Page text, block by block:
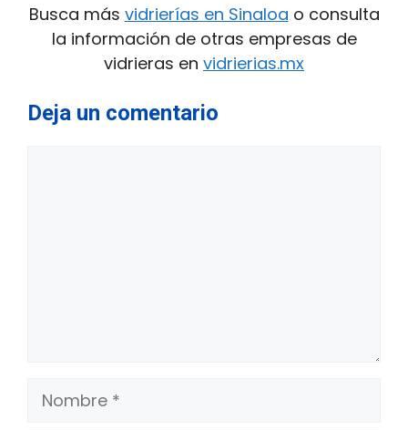
Busca más vidrierías en Sinaloa o consulta
la información de otras empresas de
vidrieras en vidrierias.mx
Deja un comentario
Nombre